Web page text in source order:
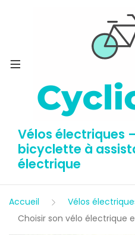
Vélos électriques
bicyclette à
électrique
Accueil Vélos
Choisir son vélo électrique